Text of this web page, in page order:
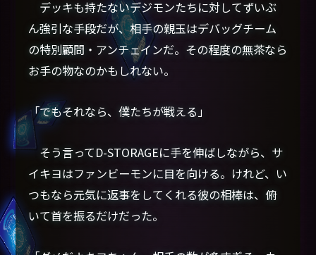
デッキも持たないデジモンたちに対してずいぶ
ん強引な手段だが、相手の親玉はデバッグチーム
の特別顧問・アンチェインだ。その程度の無茶なら
お手の物なのかもしれない。
「でもそれなら、僕たちが戦える」
そう言ってD-STORAGEに手を伸ばしながら、サ
イキヨはファンビーモンに目を向ける。けれど、い
つもなら元気に返事をしてくれる彼の相棒は、俯
いて首を振るだけだった。